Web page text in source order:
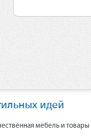
идей
мебель и